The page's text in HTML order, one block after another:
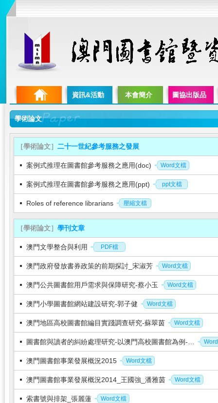
資訊&活動 本會簡介 圖協出版品
學術論文
［學術論文］ 二十一世紀參考服務之發展
案例式推理在圖書館參考服務之應用(doc) Word文檔
案例式推理在圖書館參考服務之應用(ppt) ppt文檔
Roles of reference librarians 壓縮文檔
［學術論文］ 學刊文章
澳門文學整合與利用 PDF檔
澳門政府發放書券政策的前期探討_宋淑芳 Word文檔
澳門公共圖書館用戶需求與保障研究-蔡小玉 Word文檔
澳門小學圖書館網站建設研究-郭子健 Word文檔
澳門地區高校圖書館編目實踐調查研究-蘇翠茵 Word文檔
澳門圖書館事業發展概況2015 Word文檔
澳門圖書館事業發展概況2014_王國強_潘雅茵 Word文檔
索書號與排架_張麗蓮 Word文檔